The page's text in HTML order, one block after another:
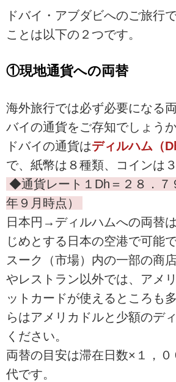
ドバイ・アブダビへのご旅行
ことは以下の２つです。
①現地通貨への両替
海外旅行では必ず必要になる
バイの通貨をご存知でしょう
ドバイの通貨はディルハム（
で、紙幣は８種類、コインは
◆通貨レート１Dh＝２８．７
年９月時点）
日本円→ディルハムへの両替
じめとする日本の空港で可能で
スーク（市場）内の一部の商
やレストラン以外では、アメ
ットカードが使えるところも
らはアメリカドルと少額のデ
ください。
両替の目安は滞在日数×１，
代です。